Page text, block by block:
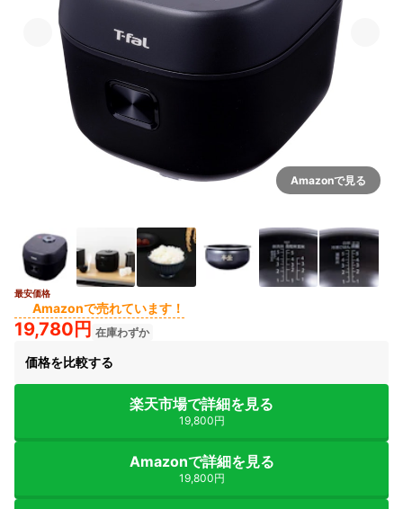
Amazonで見る
最安価格
Amazonで売れています！
19,780円 在庫わずか
価格を比較する
楽天市場で詳細を見る
19,800円
Amazonで詳細を見る
19,800円